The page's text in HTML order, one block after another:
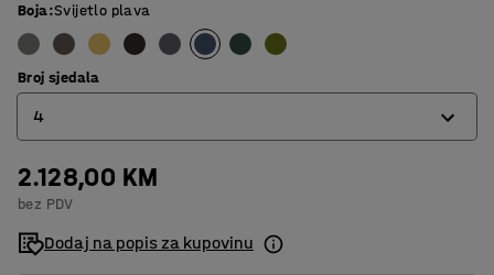
900
1200
Boja:Svijetlo plava
Broj sjedala
4
3
4
2.128,00 KM
bez PDV
Dodaj na popis za kupovinu